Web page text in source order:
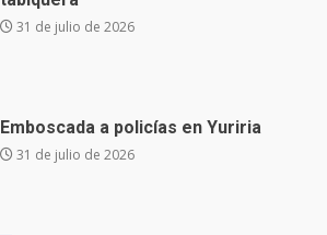
Envía Gobierno de la Gente más
de 77 mil
30 de julio de 2026